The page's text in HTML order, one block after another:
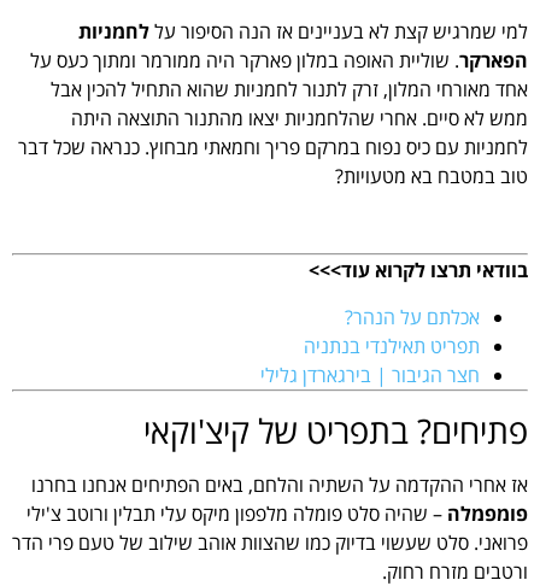
למי שמרגיש קצת לא בעניינים אז הנה הסיפור עללחמניות
הפארקר. שוליית האופה במלון פארקר היה ממורמר ומתוך כעס על
אחד מאורחי המלון, זרק לתנור לחמניות שהוא התחיל להכין אבל
ממש לא סיים. אחרי שהלחמניות יצאו מהתנור התוצאה היתה
לחמניות עם כיס נפוח במרקם פריך וחמאתי מבחוץ. כנראה שכל דבר
טוב במטבח בא מטעויות?
בוודאי תרצו לקרוא עוד>>>
אכלתם על הנהר?
תפריט תאילנדי בנתניה
חצר הגיבור | בירגארדן גלילי
פתיחים? בתפריט של קיצ'וקאי
אז אחרי ההקדמה על השתיה והלחם, באים הפתיחים אנחנו בחרנו
פומפמלה – שהיה סלט פומלה מלפפון מיקס עלי תבלין ורוטב צ'ילי
פרואני. סלט שעשוי בדיוק כמו שהצוות אוהב שילוב של טעם פרי הדר
ורטבים מזרח רחוק.